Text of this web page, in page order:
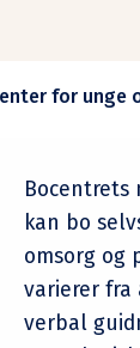
for unge
Bocentrets
kan bo
omsorg og
varierer
verbal